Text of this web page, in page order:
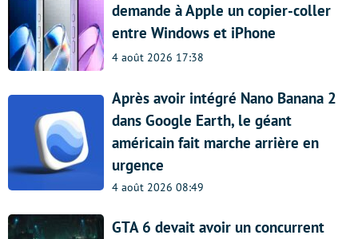
demande à Apple un copier-coller
entre Windows et iPhone
4 août 2026 17:38
Après avoir intégré Nano Banana 2
dans Google Earth, le géant
américain fait marche arrière en
urgence
4 août 2026 08:49
GTA 6 devait avoir un concurrent